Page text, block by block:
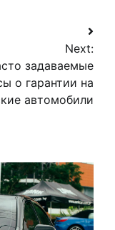
Next:
задаваемые
о гарантии на
автомобили